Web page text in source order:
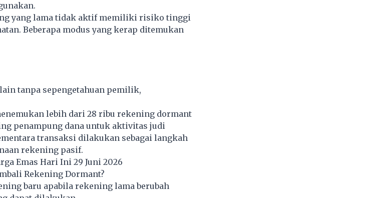
yang lama tidak aktif memiliki risiko tinggi
Beberapa modus yang kerap ditemukan
tanpa sepengetahuan pemilik,
lebih dari 28 ribu rekening dormant
penampung dana untuk aktivitas judi
transaksi dilakukan sebagai langkah
rekening pasif.
Emas Hari Ini 29 Juni 2026
Rekening Dormant?
baru apabila rekening lama berubah